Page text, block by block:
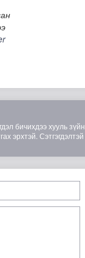
бичихдээ хууль зүйн
эрхтэй. Сэтгэгдэлтэй